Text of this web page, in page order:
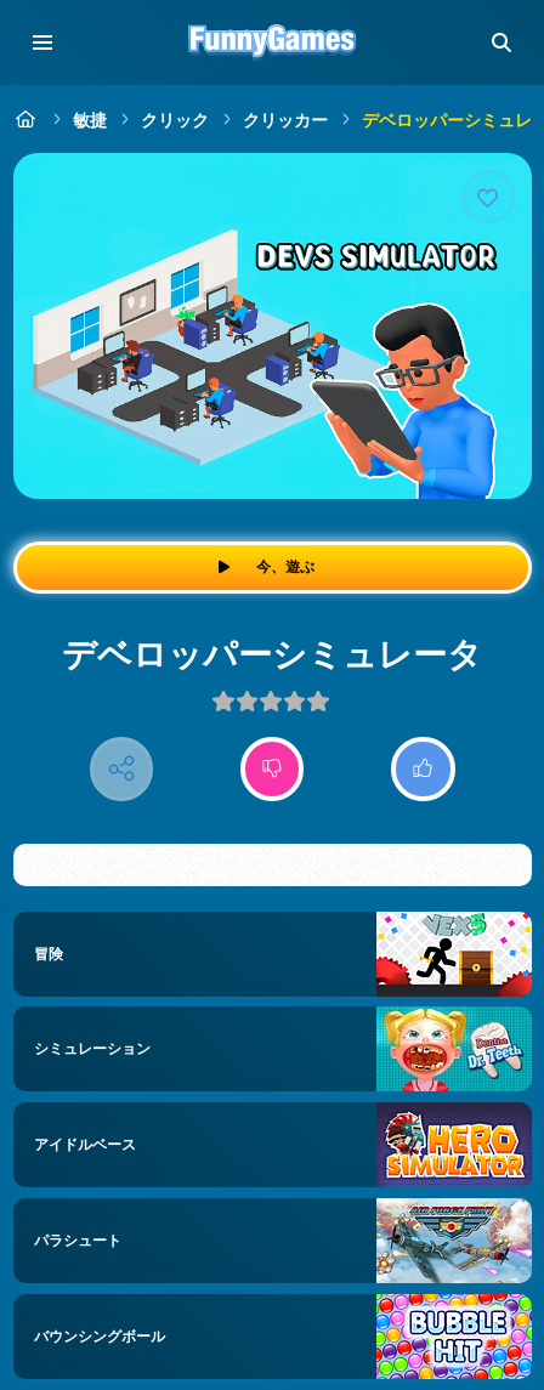
敏捷 クリック クリッカー デベロッパーシミュレ
今、遊ぶ
デベロッパーシミュレータ
冒険
シミュレーション
アイドルベース
パラシュート
バウンシングボール